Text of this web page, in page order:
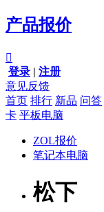
产品报价

登录 | 注册
意见反馈
首页 排行 新品 问答
卡 平板电脑
ZOL报价
笔记本电脑
松下